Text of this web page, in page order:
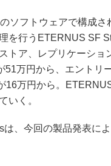
ソフトウェアで構成さ
を行うETERNUS SF
トア、レプリケーショ
51万円から、エントリ
16万円から。
いく。
、今回の製品発表に